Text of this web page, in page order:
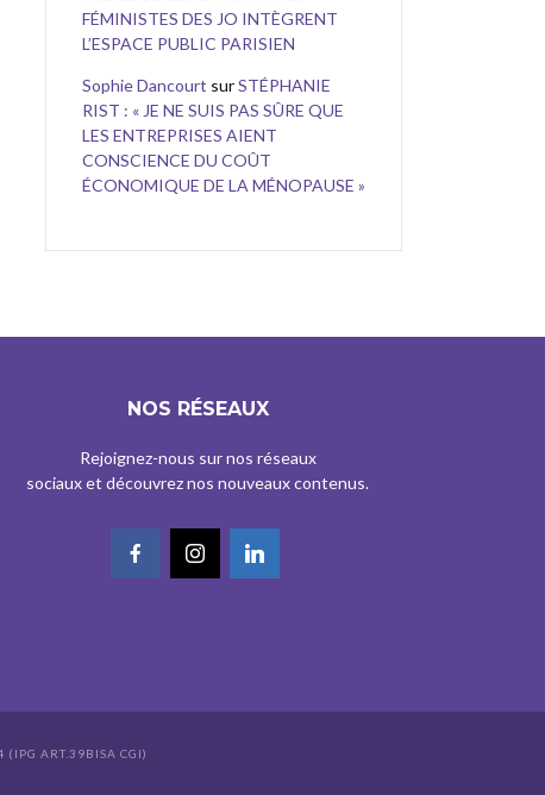
FÉMINISTES DES JO INTÈGRENT
L’ESPACE PUBLIC PARISIEN
Sophie Dancourt surSTÉPHANIE
RIST : « JE NE SUIS PAS SÛRE QUE
LES ENTREPRISES AIENT
CONSCIENCE DU COÛT
ÉCONOMIQUE DE LA MÉNOPAUSE »
NOS RÉSEAUX
Rejoignez-nous sur nos réseaux
sociaux et découvrez nos nouveaux contenus.
(IPG ART.39BISA CGI)